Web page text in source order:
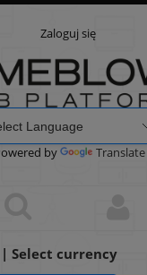
Zaloguj się
by Translate
Select currency